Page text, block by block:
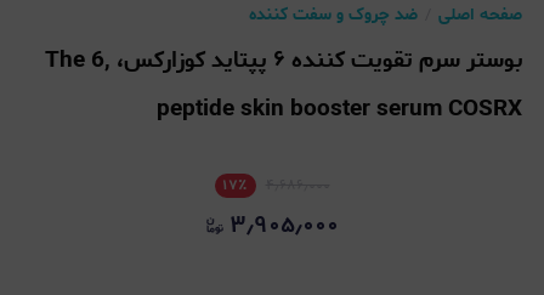
صفحه اصلی ضد چروک و سفت کننده
بوستر سرم تقویت کننده ۶ پپتاید کوزارکس، ,The 6
peptide skin booster serum COSRX
۱۷٪
۳٫۹۰۵٫۰۰۰